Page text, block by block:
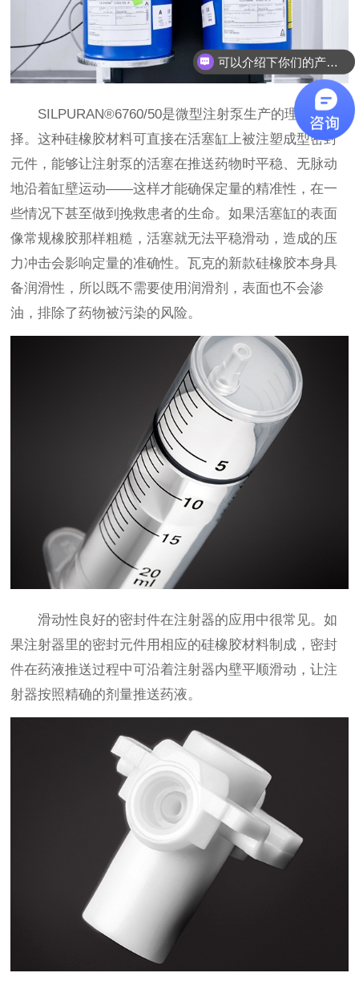
SILPURAN®6760/50是微型注射泵生产的理想选
择。这种硅橡胶材料可直接在活塞缸上被注塑成型密封
元件，能够让注射泵的活塞在推送药物时平稳、无脉动
地沿着缸壁运动——这样才能确保定量的精准性，在一
些情况下甚至做到挽救患者的生命。如果活塞缸的表面
像常规橡胶那样粗糙，活塞就无法平稳滑动，造成的压
力冲击会影响定量的准确性。瓦克的新款硅橡胶本身具
备润滑性，所以既不需要使用润滑剂，表面也不会渗
油，排除了药物被污染的风险。
滑动性良好的密封件在注射器的应用中很常见。如
果注射器里的密封元件用相应的硅橡胶材料制成，密封
件在药液推送过程中可沿着注射器内壁平顺滑动，让注
射器按照精确的剂量推送药液。
可以介绍下你们的产品么？